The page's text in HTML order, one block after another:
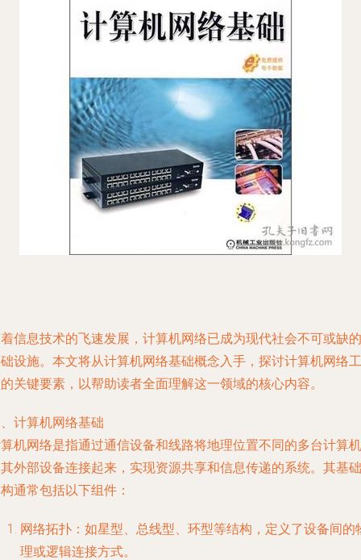
信息技术的飞速发展，计算机网络已成为现代社会不可或缺的
设施。本文将从计算机网络基础概念入手，探讨计算机网络工
关键要素，以帮助读者全面理解这一领域的核心内容。
计算机网络基础
机网络是指通过通信设备和线路将地理位置不同的多台计算机
外部设备连接起来，实现资源共享和信息传递的系统。其基础
通常包括以下组件：
网络拓扑：如星型、总线型、环型等结构，定义了设备间的
理或逻辑连接方式。